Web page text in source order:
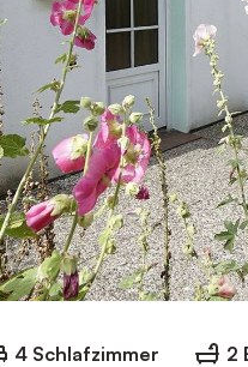
4 Schlafzimmer 2